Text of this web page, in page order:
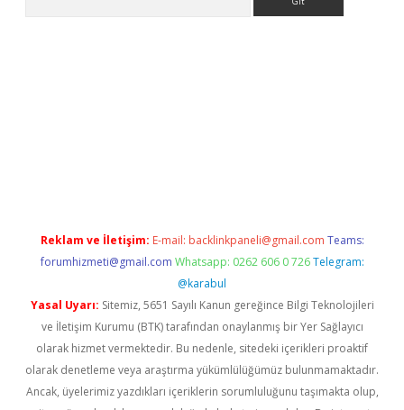
Reklam ve İletişim: E-mail: backlinkpaneli@gmail.com Teams:
forumhizmeti@gmail.com Whatsapp: 0262 606 0 726 Telegram:
@karabul
Yasal Uyarı: Sitemiz, 5651 Sayılı Kanun gereğince Bilgi Teknolojileri
ve İletişim Kurumu (BTK) tarafından onaylanmış bir Yer Sağlayıcı
olarak hizmet vermektedir. Bu nedenle, sitedeki içerikleri proaktif
olarak denetleme veya araştırma yükümlülüğümüz bulunmamaktadır.
Ancak, üyelerimiz yazdıkları içeriklerin sorumluluğunu taşımakta olup,